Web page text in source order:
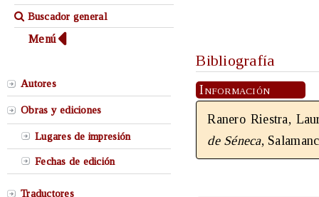
Buscador general
Menú
Autores
Obras y ediciones
Lugares de impresión
Fechas de edición
Traductores
Bibliografía
Información
Ranero Riestra,
de Séneca,